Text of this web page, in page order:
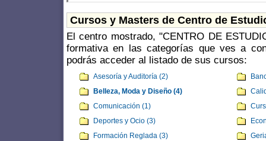
Cursos y Masters de Centro de
El centro mostrado, "CENTRO DE
formativa en las categorías que ves a
podrás acceder al listado de sus cursos:
Asesoría y Auditoría (2)
Belleza, Moda y Diseño (4)
Comunicación (1)
Deportes y Ocio (3)
Formación Reglada (3)